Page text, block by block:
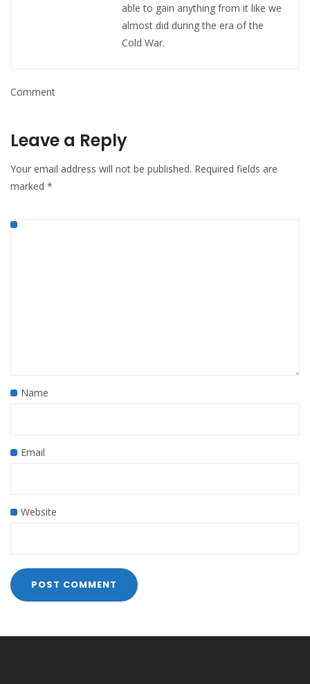
able to gain anything from it like we
almost did during the era of the
Cold War.
Comment
Leave a Reply
Your email address will not be published. Required fields are
marked *
Name
Email
Website